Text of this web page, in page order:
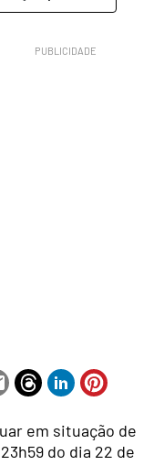
em situação de
do dia 22 de